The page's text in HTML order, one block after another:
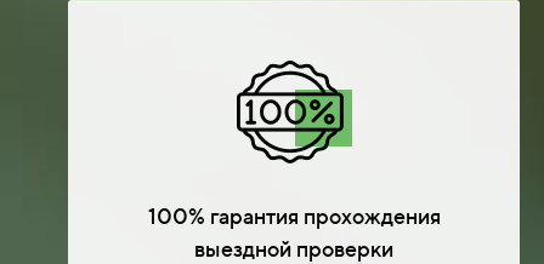
100% гарантия прохождения
выездной проверки